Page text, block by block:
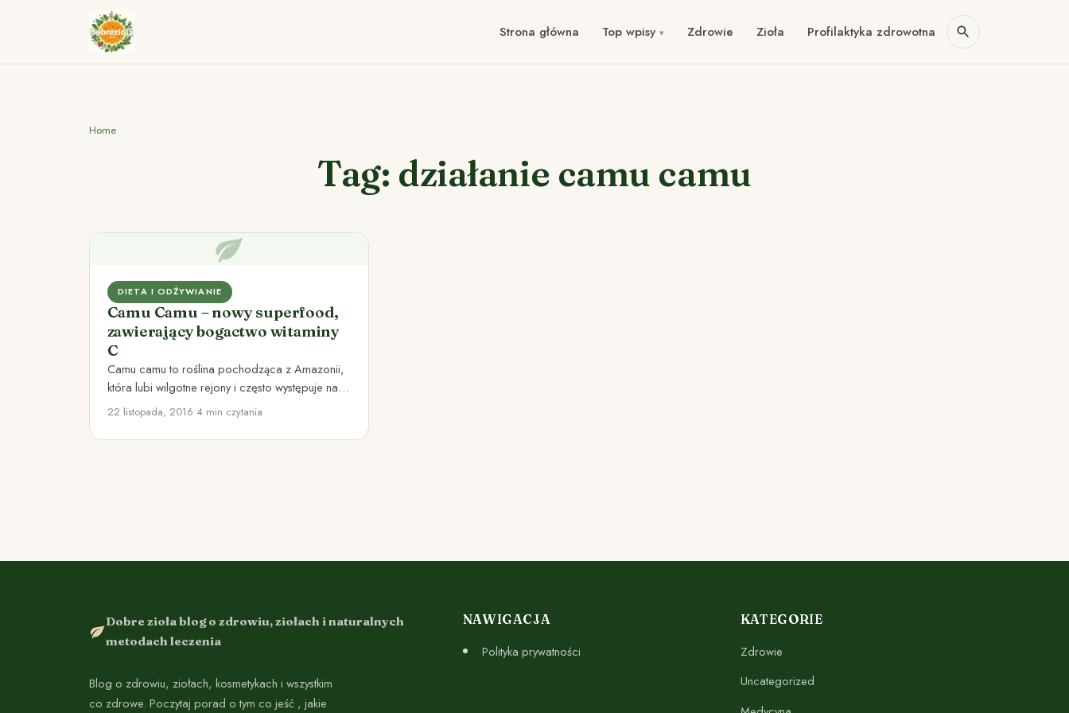
Strona główna Top wpisy Zdrowie Zioła Profilaktyka zdrowotna
Home
Tag: działanie camu camu
DIETA I ODŻYWIANIE
Camu Camu – nowy superfood,
zawierający bogactwo witaminy
C
Camu camu to roślina pochodząca z Amazonii,
która lubi wilgotne rejony i często występuje nad
brzegiem rzek. Owoce…
22 listopada, 2016•4 min czytania
Dobre zioła blog o zdrowiu, ziołach i naturalnych
metodach leczenia
Blog o zdrowiu, ziołach, kosmetykach i wszystkim
co zdrowe. Poczytaj porad o tym co jeść , jakie
NAWIGACJA
Polityka prywatności
KATEGORIE
Zdrowie
Uncategorized